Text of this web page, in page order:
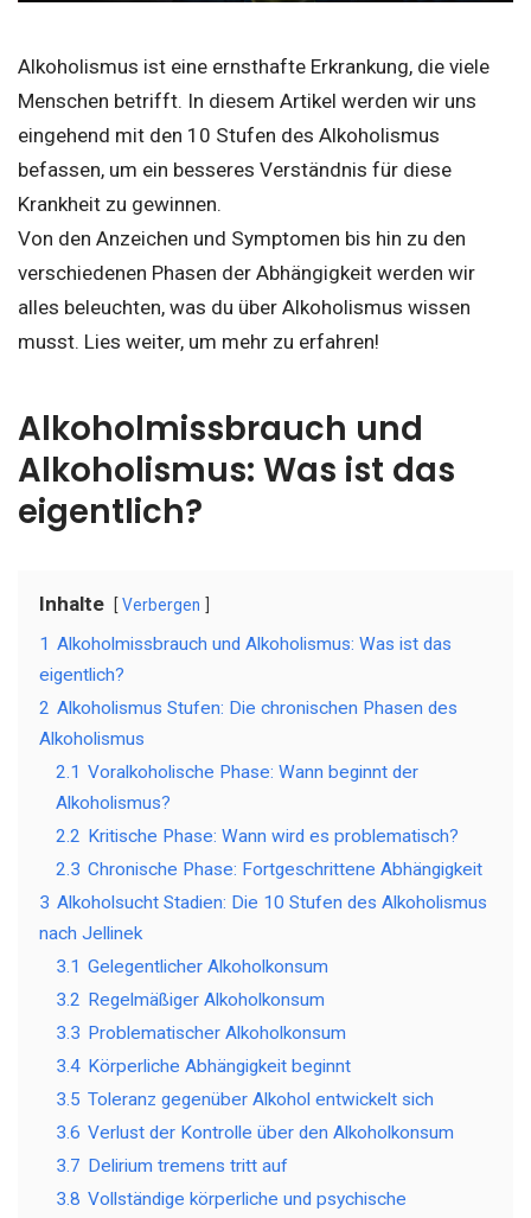
Alkoholismus ist eine ernsthafte Erkrankung, die viele
Menschen betrifft. In diesem Artikel werden wir uns
eingehend mit den 10 Stufen des Alkoholismus
befassen, um ein besseres Verständnis für diese
Krankheit zu gewinnen.
Von den Anzeichen und Symptomen bis hin zu den
verschiedenen Phasen der Abhängigkeit werden wir
alles beleuchten, was du über Alkoholismus wissen
musst. Lies weiter, um mehr zu erfahren!
Alkoholmissbrauch und
Alkoholismus: Was ist das
eigentlich?
Inhalte Verbergen
1 Alkoholmissbrauch und Alkoholismus: Was ist das
eigentlich?
2 Alkoholismus Stufen: Die chronischen Phasen des
Alkoholismus
2.1 Voralkoholische Phase: Wann beginnt der
Alkoholismus?
2.2 Kritische Phase: Wann wird es problematisch?
2.3 Chronische Phase: Fortgeschrittene Abhängigkeit
3 Alkoholsucht Stadien: Die 10 Stufen des Alkoholismus
nach Jellinek
3.1 Gelegentlicher Alkoholkonsum
3.2 Regelmäßiger Alkoholkonsum
3.3 Problematischer Alkoholkonsum
3.4 Körperliche Abhängigkeit beginnt
3.5 Toleranz gegenüber Alkohol entwickelt sich
3.6 Verlust der Kontrolle über den Alkoholkonsum
3.7 Delirium tremens tritt auf
3.8 Vollständige körperliche und psychische